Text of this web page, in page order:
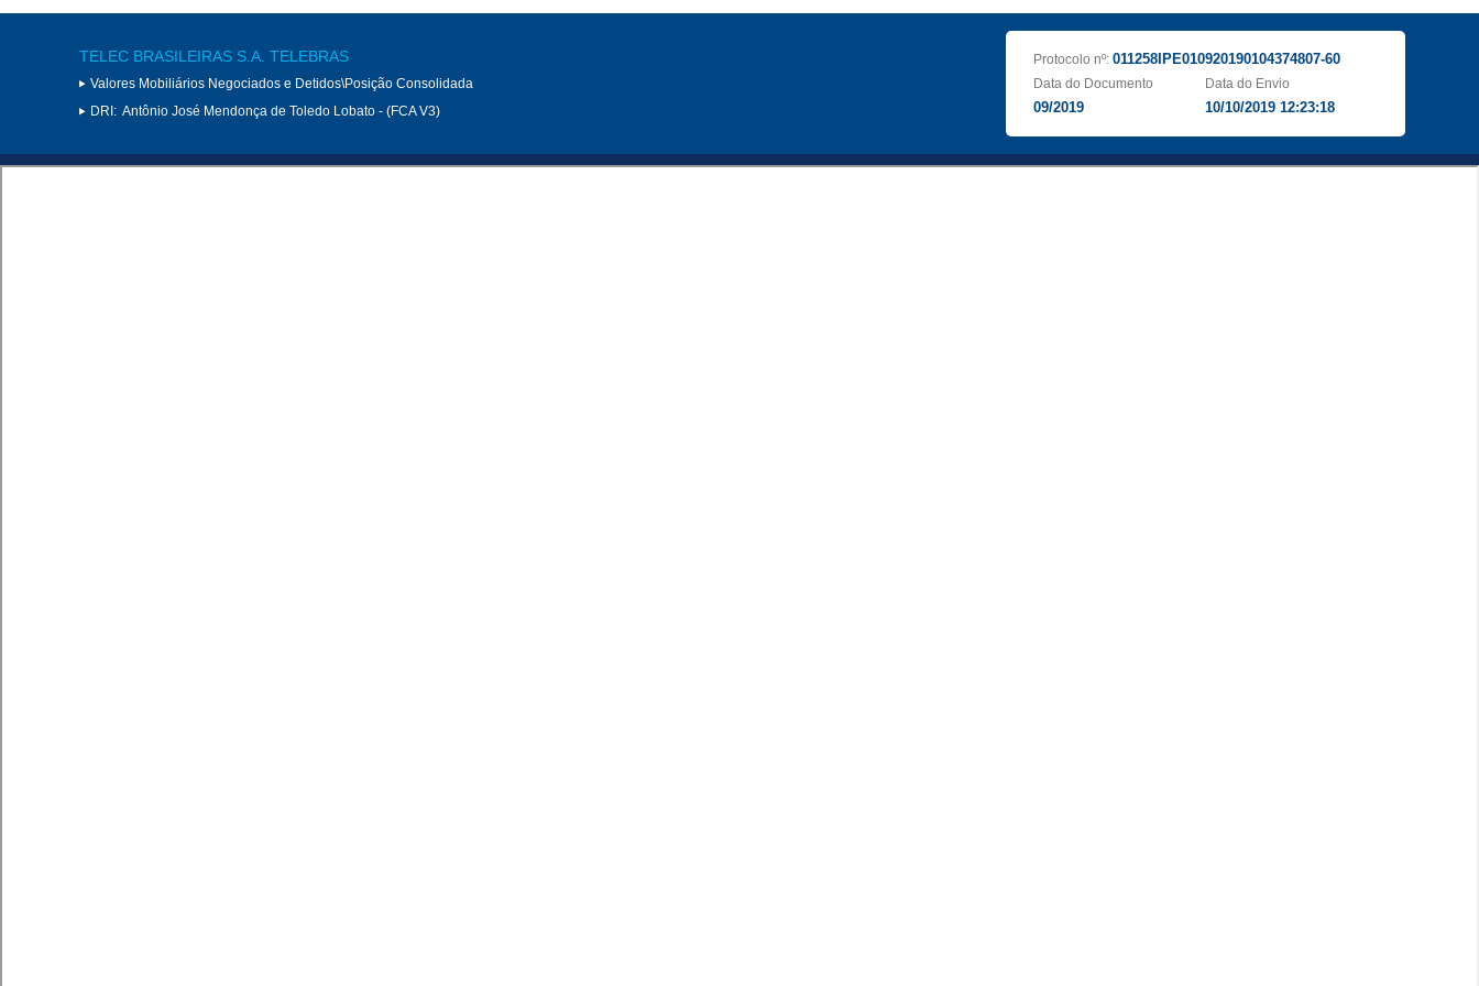
TELEC BRASILEIRAS S.A. TELEBRAS
Valores Mobiliários Negociados e Detidos\Posição Consolidada
DRI: Antônio José Mendonça de Toledo Lobato - (FCA V3)
Protocolo nº: 011258IPE010920190104374807-60
Data do Documento
09/2019
Data do Envio
10/10/2019 12:23:18